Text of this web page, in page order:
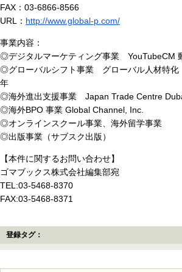
FAX：03-6866-8566
URL： http://www.global-p.com/
事業内容：
◎デジタルマーケティング事業 YouTubeCM
◎グローバルシフト事業 グローバル人材特
年
◎海外進出支援事業 Japan Trade Centre
◎海外BPO 事業 Global Channel, Inc.
◎オンラインスクール事業、海外留学事業
◎出版事業（サブスク出版）
【本件に関するお問い合わせ】
ゴマブックス株式会社編集部宛
TEL:03-5468-8370
FAX:03-5468-8371
登録タグ：